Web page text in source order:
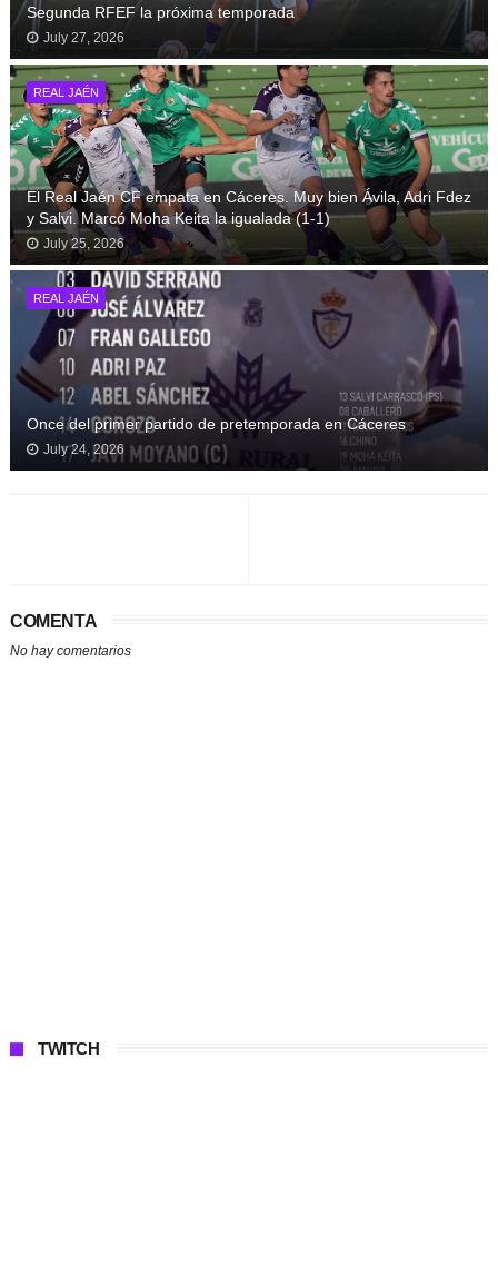
Segunda RFEF la próxima temporada
July 27, 2026
REAL JAÉN
El Real Jaén CF empata en Cáceres. Muy bien Ávila, Adri Fdez
y Salvi. Marcó Moha Keita la igualada (1-1)
July 25, 2026
REAL JAÉN
Once del primer partido de pretemporada en Cáceres
July 24, 2026
COMENTA
No hay comentarios
TWITCH